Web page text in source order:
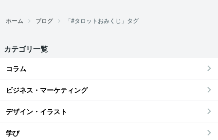
ホーム ブログ 「#タロットおみくじ」タグ
カテゴリ一覧
コラム
ビジネス・マーケティング
デザイン・イラスト
学び